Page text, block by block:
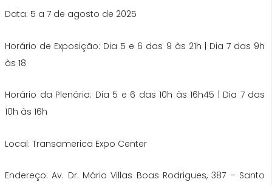
Data: 5 a 7 de agosto de 2025
Horário de Exposição: Dia 5 e 6 das 9 às 21h | Dia 7 das 9h
às 18
Horário da Plenária: Dia 5 e 6 das 10h às 16h45 | Dia 7 das
10h às 16h
Local: Transamerica Expo Center
Endereço: Av. Dr. Mário Villas Boas Rodrigues, 387 – Santo